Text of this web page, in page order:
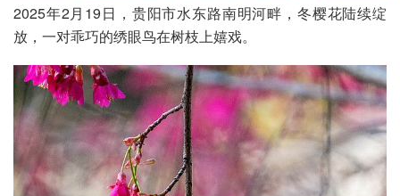
2025年2月19日，贵阳市水东路南明河畔，冬樱花陆续绽
放，一对乖巧的绣眼鸟在树枝上嬉戏。